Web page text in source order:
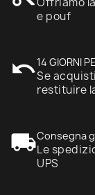
e pouf
undo14 GIORNI
Se
restituire
local_shippingConsegna
Le
UPS